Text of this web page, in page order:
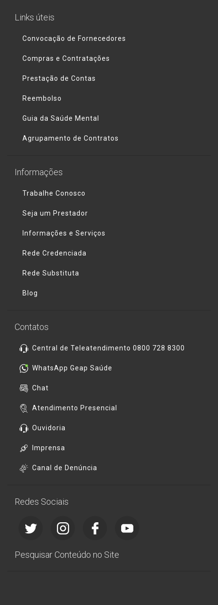
Links úteis
Convocação de Fornecedores
Compras e Contratações
Prestação de Contas
Reembolso
Guia da Saúde Mental
Agrupamento de Contratos
Informações
Trabalhe Conosco
Seja um Prestador
Informações e Serviços
Rede Credenciada
Rede Substituta
Blog
Contatos
Central de Teleatendimento 0800 728 8300
WhatsApp Geap Saúde
Chat
Atendimento Presencial
Ouvidoria
Imprensa
Canal de Denúncia
Redes Sociais
Pesquisar Conteúdo no Site